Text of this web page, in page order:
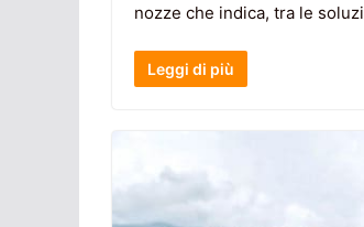
nozze che indica, tra le
Leggi di più